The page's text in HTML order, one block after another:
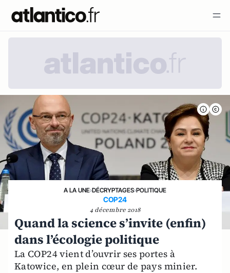
A LA UNE›DÉCRYPTAGES›POLITIQUE
COP24
4 décembre 2018
Quand la science s’invite (enfin)
dans l’écologie politique
La COP24 vient d’ouvrir ses portes à
Katowice, en plein cœur de pays minier.